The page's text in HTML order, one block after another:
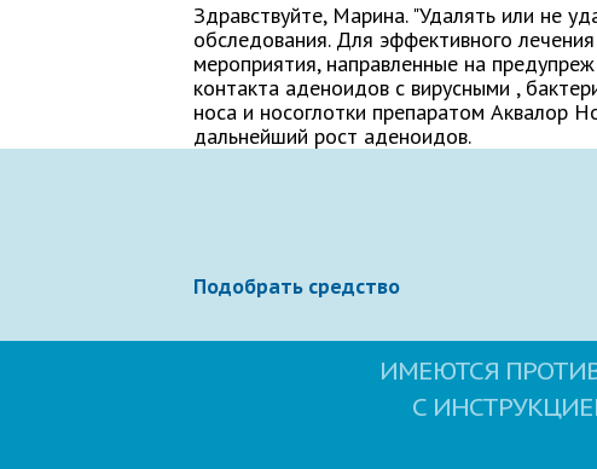
Ваше сообщение
Отправляя вопрос, я принимаю
Здравствуйте, Марина. "Удалять или не
обследования. Для эффективного
мероприятия, направленные на
контакта аденоидов с вирусными ,
носа и носоглотки препаратом Аквалор
дальнейший рост аденоидов.
Подобрать средство
ИМЕЮТСЯ
С